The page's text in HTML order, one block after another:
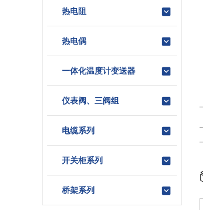
热电阻
热电偶
一体化温度计变送器
仪表阀、三阀组
电缆系列
开关柜系列
桥架系列